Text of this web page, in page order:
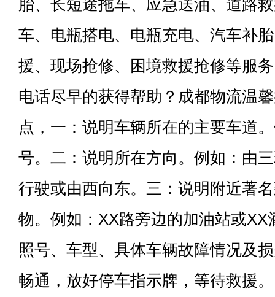
胎、长短途拖车、应急送油、道路
车、电瓶搭电、电瓶充电、汽车补
援、现场抢修、困境救援抢修等服
电话尽早的获得帮助？成都物流温
点，一：说明车辆所在的主要车道
号。二：说明所在方向。例如：由
行驶或由西向东。三：说明附近著
物。例如：XX路旁边的加油站或
照号、车型、具体车辆故障情况及
畅通，放好停车指示牌，等待救援。